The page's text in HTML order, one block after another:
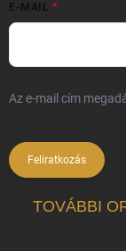
E-MAIL
Az e-mail cím
Feliratkozás
TOVÁBBI